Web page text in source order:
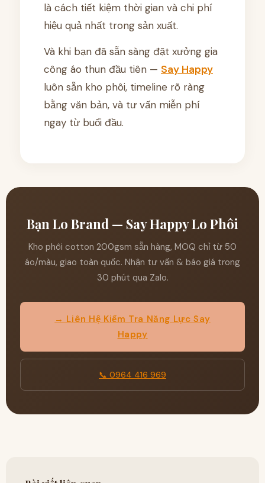
là cách tiết kiệm thời gian và chi phí
hiệu quả nhất trong sản xuất.
Và khi bạn đã sẵn sàng đặt xưởng gia
công áo thun đầu tiên — Say Happy
luôn sẵn kho phôi, timeline rõ ràng
bằng văn bản, và tư vấn miễn phí
ngay từ buổi đầu.
Bạn Lo Brand — Say Happy Lo Phôi
Kho phôi cotton 200gsm sẵn hàng, MOQ chỉ từ 50
áo/màu, giao toàn quốc. Nhận tư vấn & báo giá trong
30 phút qua Zalo.
→ Liên Hệ Kiểm Tra Năng Lực Say
Happy
📞 0964 416 969